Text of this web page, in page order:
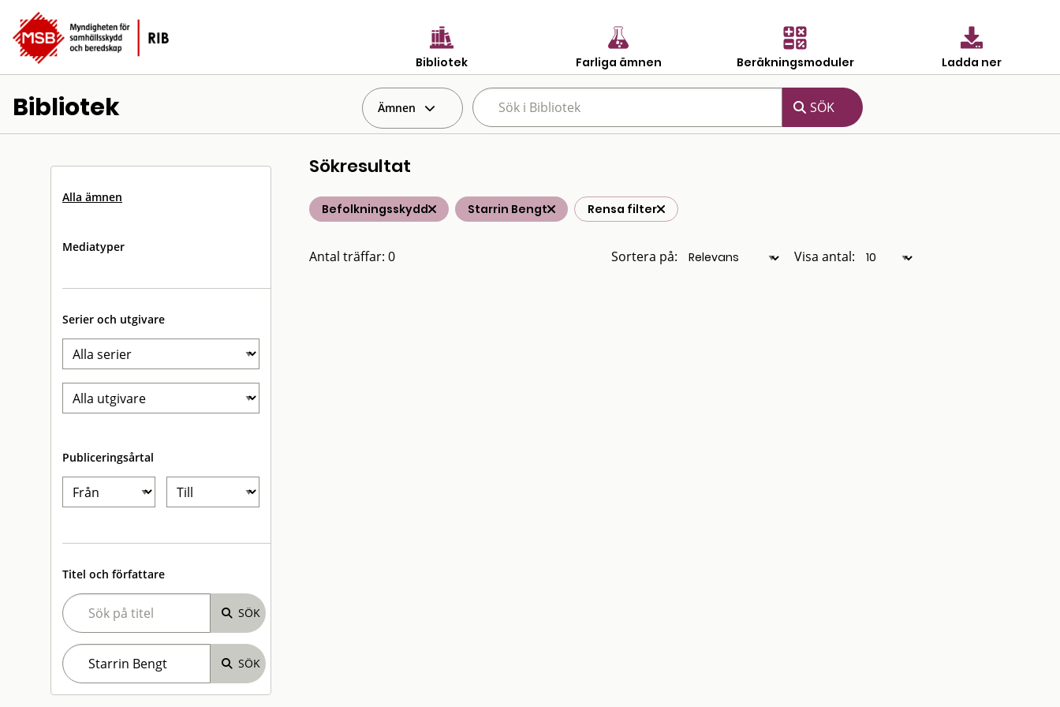
Bibliotek Farliga ämnen Beräkningsmoduler Ladda ner
Bibliotek Ämnen
Alla ämnen
Mediatyper
Serier och utgivare
Publiceringsårtal
Titel och författare
Sökresultat
Befolkningsskydd Starrin Bengt Rensa filter
Antal träffar: 0 Sortera på: Visa antal: